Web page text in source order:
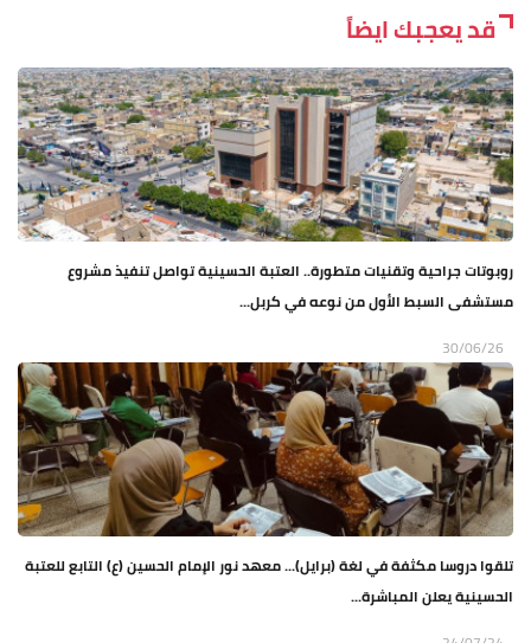
قد يعجبك ايضاً
روبوتات جراحية وتقنيات متطورة.. العتبة الحسينية تواصل تنفيذ مشروع
مستشفى السبط الأول من نوعه في كربل...
30/06/26
تلقوا دروسا مكثفة في لغة (برايل)... معهد نور الإمام الحسين (ع) التابع للعتبة
الحسينية يعلن المباشرة...